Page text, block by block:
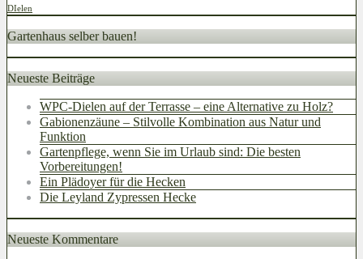
DIelen
Gartenhaus selber bauen!
Neueste Beiträge
WPC-Dielen auf der Terrasse – eine Alternative zu Holz?
Gabionenzäune – Stilvolle Kombination aus Natur und
Funktion
Gartenpflege, wenn Sie im Urlaub sind: Die besten
Vorbereitungen!
Ein Plädoyer für die Hecken
Die Leyland Zypressen Hecke
Neueste Kommentare